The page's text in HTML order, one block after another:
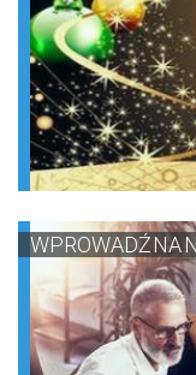
WPROWADŹ NA